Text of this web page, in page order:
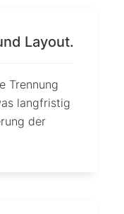
Layout.
Trennung
langfristig
der